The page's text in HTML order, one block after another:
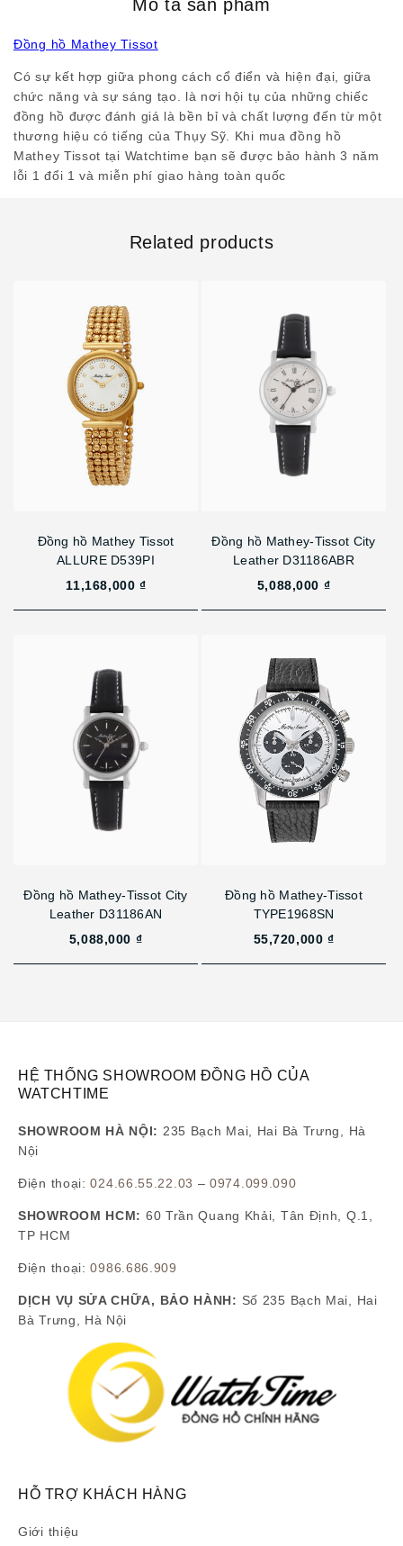
Mô tả sản phẩm
Đồng hồ Mathey Tissot
Có sự kết hợp giữa phong cách cổ điển và hiện đại, giữa
chức năng và sự sáng tạo. là nơi hội tụ của những chiếc
đồng hồ được đánh giá là bền bỉ và chất lượng đến từ một
thương hiệu có tiếng của Thụy Sỹ. Khi mua đồng hồ
Mathey Tissot tại Watchtime bạn sẽ được bảo hành 3 năm
lỗi 1 đổi 1 và miễn phí giao hàng toàn quốc
Related products
Đồng hồ Mathey Tissot
ALLURE D539PI
11,168,000 ₫
Đồng hồ Mathey-Tissot City
Leather D31186ABR
5,088,000 ₫
Đồng hồ Mathey-Tissot City
Leather D31186AN
5,088,000 ₫
Đồng hồ Mathey-Tissot
TYPE1968SN
55,720,000 ₫
HỆ THỐNG SHOWROOM ĐỒNG HỒ CỦA
WATCHTIME
SHOWROOM HÀ NỘI: 235 Bạch Mai, Hai Bà Trưng, Hà
Nội
Điện thoại:024.66.55.22.03 –0974.099.090
SHOWROOM HCM: 60 Trần Quang Khải, Tân Định, Q.1,
TP HCM
Điện thoại:0986.686.909
DỊCH VỤ SỬA CHỮA, BẢO HÀNH: Số 235 Bạch Mai, Hai
Bà Trưng, Hà Nội
HỖ TRỢ KHÁCH HÀNG
Giới thiệu